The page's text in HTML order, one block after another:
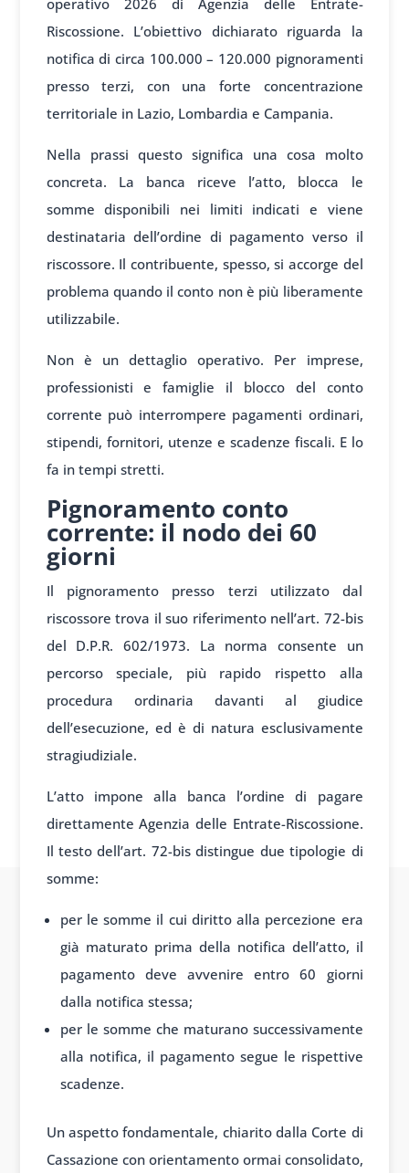
operativo 2026 di Agenzia delle Entrate-
Riscossione. L’obiettivo dichiarato riguarda la
notifica di circa 100.000 – 120.000 pignoramenti
presso terzi, con una forte concentrazione
territoriale in Lazio, Lombardia e Campania.
Nella prassi questo significa una cosa molto
concreta. La banca riceve l’atto, blocca le
somme disponibili nei limiti indicati e viene
destinataria dell’ordine di pagamento verso il
riscossore. Il contribuente, spesso, si accorge del
problema quando il conto non è più liberamente
utilizzabile.
Non è un dettaglio operativo. Per imprese,
professionisti e famiglie il blocco del conto
corrente può interrompere pagamenti ordinari,
stipendi, fornitori, utenze e scadenze fiscali. E lo
fa in tempi stretti.
Pignoramento conto
corrente: il nodo dei 60
giorni
Il pignoramento presso terzi utilizzato dal
riscossore trova il suo riferimento nell’art. 72-bis
del D.P.R. 602/1973. La norma consente un
percorso speciale, più rapido rispetto alla
procedura ordinaria davanti al giudice
dell’esecuzione, ed è di natura esclusivamente
stragiudiziale.
L’atto impone alla banca l’ordine di pagare
direttamente Agenzia delle Entrate-Riscossione.
Il testo dell’art. 72-bis distingue due tipologie di
somme:
per le somme il cui diritto alla percezione era
già maturato prima della notifica dell’atto, il
pagamento deve avvenire entro 60 giorni
dalla notifica stessa;
per le somme che maturano successivamente
alla notifica, il pagamento segue le rispettive
scadenze.
Un aspetto fondamentale, chiarito dalla Corte di
Cassazione con orientamento ormai consolidato,